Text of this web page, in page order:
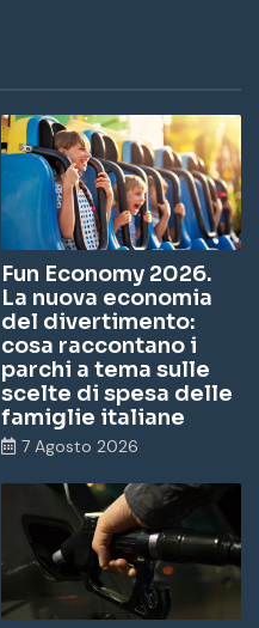
Fun Economy 2026.
La nuova economia
del divertimento:
cosa raccontano i
parchi a tema sulle
scelte di spesa delle
famiglie italiane
7 Agosto 2026